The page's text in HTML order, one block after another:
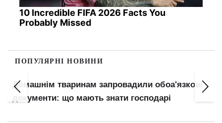
10 Incredible FIFA 2026 Facts You
Probably Missed
ПОПУЛЯРНІ НОВИНИ
Оренда в Києві: на Лук'янівці та Дарниці житло
не здають навіть за низькими цінами